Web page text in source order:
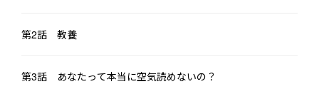
第2話 教養
第3話 あなたって本当に空気読めないの？